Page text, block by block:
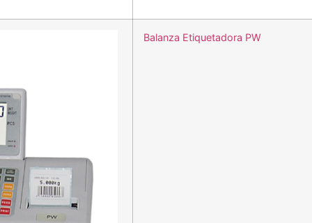
Balanza Etiquetadora PW